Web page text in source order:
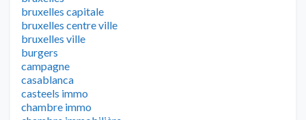
bruxelles capitale
bruxelles centre ville
bruxelles ville
burgers
campagne
casablanca
casteels immo
chambre immo